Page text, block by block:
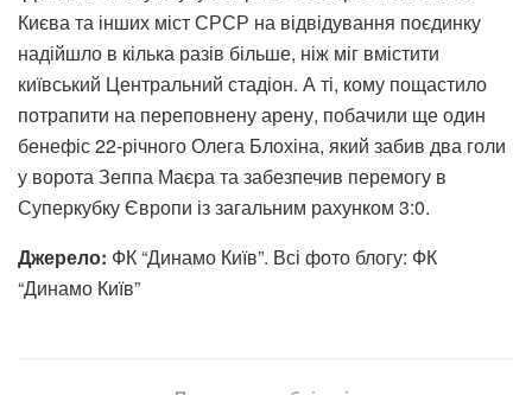
Києва та інших міст СРСР на відвідування поєдинку
надійшло в кілька разів більше, ніж міг вмістити
київський Центральний стадіон. А ті, кому пощастило
потрапити на переповнену арену, побачили ще один
бенефіс 22-річного Олега Блохіна, який забив два голи
у ворота Зеппа Маєра та забезпечив перемогу в
Суперкубку Європи із загальним рахунком 3:0.
Джерело: ФК “Динамо Київ”. Всі фото блогу: ФК
“Динамо Київ”